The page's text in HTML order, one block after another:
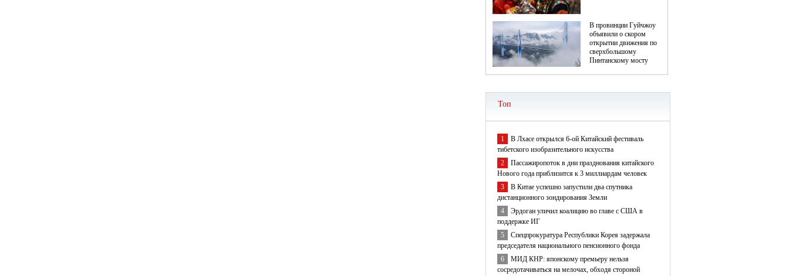
Топ
1 В Лхасе открылся 6-ой Китайский фестиваль
тибетского изобразительного искусства
2 Пассажиропоток в дни празднования китайского
Нового года приблизится к 3 миллиардам человек
3 В Китае успешно запустили два спутника
дистанционного зондирования Земли
4 Эрдоган уличил коалицию во главе с США в
поддержке ИГ
5 Спецпрокуратура Республики Корея задержала
председателя национального пенсионного фонда
6 МИД КНР: японскому премьеру нельзя
сосредотачиваться на мелочах, обходя стороной